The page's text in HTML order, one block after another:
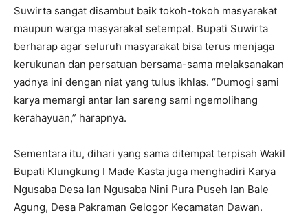
Suwirta sangat disambut baik tokoh-tokoh masyarakat
maupun warga masyarakat setempat. Bupati Suwirta
berharap agar seluruh masyarakat bisa terus menjaga
kerukunan dan persatuan bersama-sama melaksanakan
yadnya ini dengan niat yang tulus ikhlas. “Dumogi sami
karya memargi antar lan sareng sami ngemolihang
kerahayuan,” harapnya.
Sementara itu, dihari yang sama ditempat terpisah Wakil
Bupati Klungkung I Made Kasta juga menghadiri Karya
Ngusaba Desa lan Ngusaba Nini Pura Puseh lan Bale
Agung, Desa Pakraman Gelogor Kecamatan Dawan.